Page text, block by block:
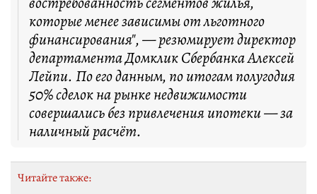
которые менее зависимы от льготного
финансирования", — резюмирует директор
департамента Домклик Сбербанка Алексей
Лейпи. По его данным, по итогам полугодия
50% сделок на рынке недвижимости
совершались без привлечения ипотеки — за
наличный расчёт.
Читайте также: